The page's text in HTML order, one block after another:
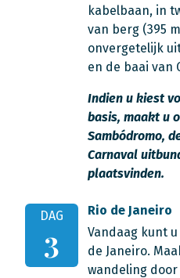
kabelbaan, in
van berg (395
onvergetelijk
en de baai van
Indien u kiest
basis, maakt u
Sambódromo,
Carnaval
plaatsvinden.
DAG
3
Rio de Janeiro
Vandaag kunt
de Janeiro.
wandeling